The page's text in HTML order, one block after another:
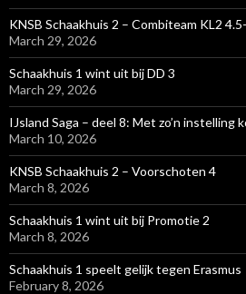
KNSB Schaakhuis 2 – Combiteam KL2
March 29, 2026
Schaakhuis 1 wint uit bij DD 3
March 29, 2026
IJsland Saga – deel 8: Met zo’n instelling
March 10, 2026
KNSB Schaakhuis 2 – Voorschoten 4
March 8, 2026
Schaakhuis 1 wint uit bij Promotie 2
March 8, 2026
Schaakhuis 1 speelt gelijk tegen Erasmus
February 8, 2026